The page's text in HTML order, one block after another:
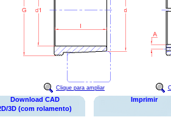
Clique para ampliar
Download CAD
3D (com rolamento)
Imprimir